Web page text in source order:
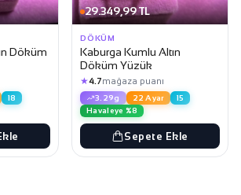
Döküm
18
29.349,99 TL
DÖKÜM
Kaburga Kumlu Altın
Döküm Yüzük
★4.7mağaza puanı
3.29g 22 Ayar
15
Havaleye %8
Sepete Ekle